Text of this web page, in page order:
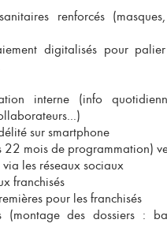
renforcés
digitalisés pour
interne (info
sur smartphone
mois de programmation)
les réseaux sociaux
franchisés
pour les franchisés
(montage des dossiers :